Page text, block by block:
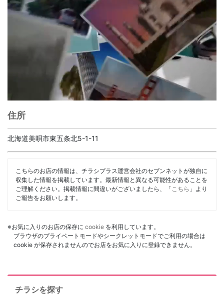
住所
北海道美唄市東五条北5-1-11
こちらのお店の情報は、チラシプラス運営会社のセブンネットが独自に
収集した情報を掲載しています。最新情報と異なる可能性があることを
ご理解ください。掲載情報に間違いがございましたら、「 こちら 」より
ご報告をお願いします。
※お気に入りのお店の保存に cookie を利用しています。
ブラウザのプライベートモードやシークレットモードでご利用の場合は
cookie が保存されませんのでお店をお気に入りに登録できません。
チラシを探す